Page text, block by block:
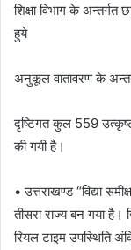
शिक्षा विभाग के
हुये
अनुकूल वातावरण के
दृष्टिगत कुल 559
की गयी है।
• उत्तराखण्ड “विद्या
तीसरा राज्य बन गया है।
रियल टाइम उपस्थिति